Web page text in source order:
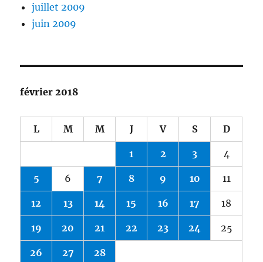
juillet 2009
juin 2009
février 2018
L M M J V S D
1 2 3 4
5 6 7 8 9 10 11
12 13 14 15 16 17 18
19 20 21 22 23 24 25
26 27 28